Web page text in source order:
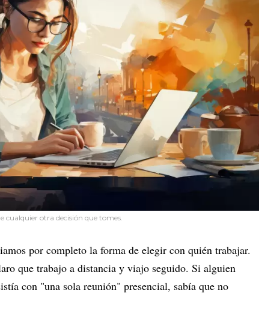
cualquier otra decisión que tomes.
por completo la forma de elegir con quién trabajar.
que trabajo a distancia y viajo seguido. Si alguien
con "una sola reunión" presencial, sabía que no